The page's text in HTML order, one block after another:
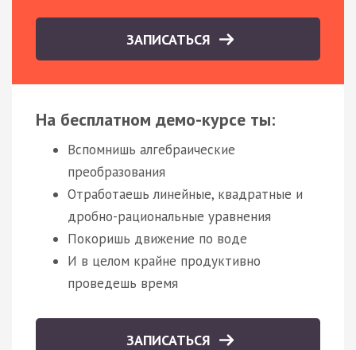
ЗАПИСАТЬСЯ
На бесплатном демо-курсе ты:
Вспомнишь алгебраические
преобразования
Отработаешь линейные, квадратные и
дробно-рациональные уравнения
Покоришь движение по воде
И в целом крайне продуктивно
проведешь время
ЗАПИСАТЬСЯ